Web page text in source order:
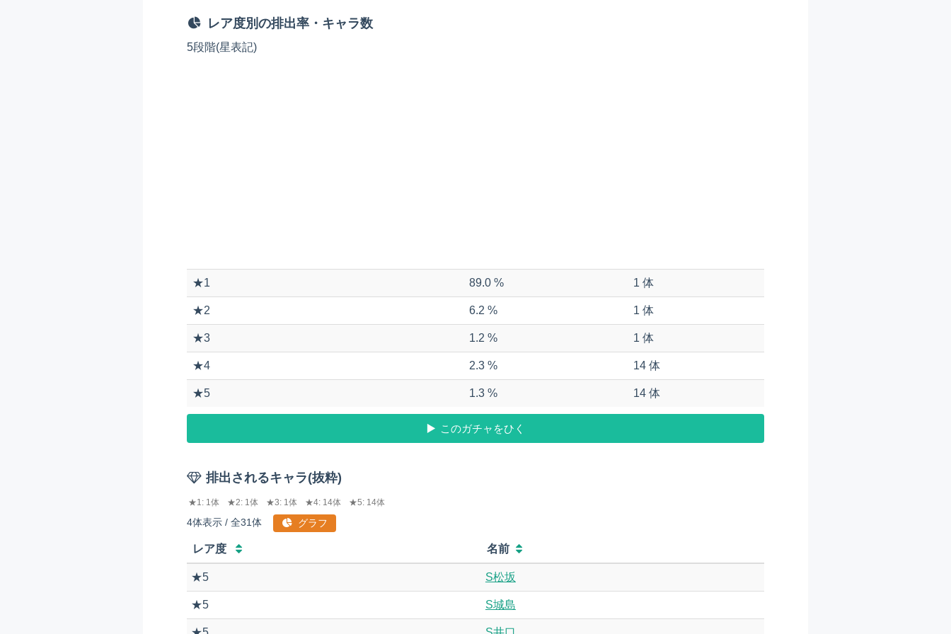
レア度別の排出率・キャラ数
5段階(星表記)
★1 89.0 % 1 体
★2 6.2 % 1 体
★3 1.2 % 1 体
★4 2.3 % 14 体
★5 1.3 % 14 体
このガチャをひく
排出されるキャラ(抜粋)
★1: 1体 ★2: 1体 ★3: 1体 ★4: 14体 ★5: 14体
4体表示 / 全31体 グラフ
レア度 名前
★5 S松坂
★5 S城島